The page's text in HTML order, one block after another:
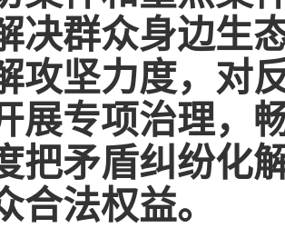
决群众身边生
攻坚力度，对
展专项治理，
把矛盾纠纷化
合法权益。